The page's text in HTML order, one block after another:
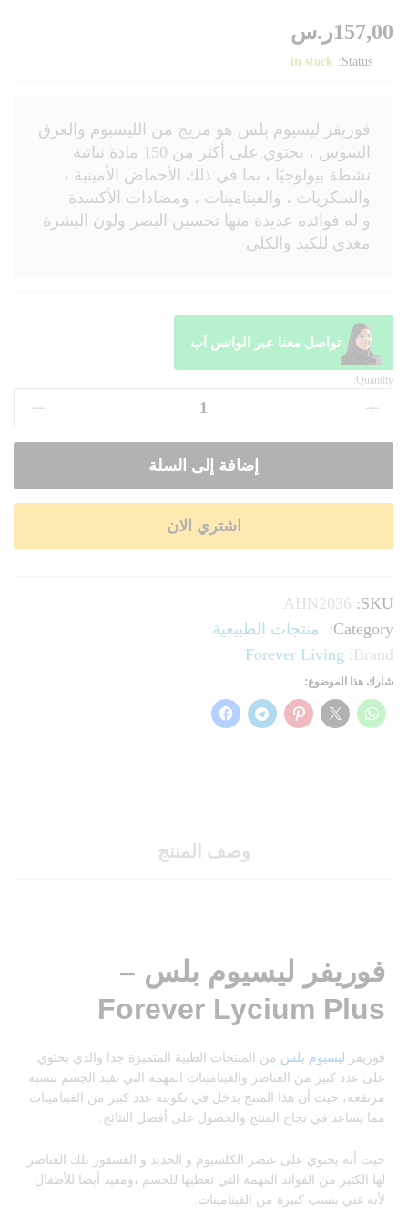
157,00ر.س
Status:
In stock
فوريفر ليسيوم بلس هو مزيج من الليسيوم والعرق
السوس ، يحتوي على أكثر من 150 مادة نباتية
نشطة بيولوجيًا ، بما في ذلك الأحماض الأمينية ،
والسكريات ، والفيتامينات ، ومضادات الأكسدة
و له فوائده عديدة منها تحسين البصر ولون البشرة
مغذي للكبد والكلى
تواصل معنا عبر الواتس آب
Quantity:
إضافة إلى السلة
اشتري الان
SKU:
AHN2036
Category:
منتجات الطبيعية
Brand:
Forever Living
شارك هذا الموضوع:
وصف المنتج
فوريفر ليسيوم بلس –
Forever Lycium Plus
فوريفر ليسيوم بلس من المنتجات الطبية المتميزة جدا والذي يحتوي
على عدد كبير من العناصر والفيتامينات المهمة التي تفيد الجسم بنسبة
مرتفعة، حيث أن هذا المنتج يدخل في تكوينه عدد كبير من الفيتامينات
مما يساعد في نجاح المنتج والحصول على أفضل النتائج.
حيث أنه يحتوي على عنصر الكلسيوم و الحديد و الفسفور تلك العناصر
لها الكثير من الفوائد المهمة التي تعطيها للجسم ،ومفيد أيضا للأطفال
لأنه غني بنسب كبيرة من الفيتامينات.